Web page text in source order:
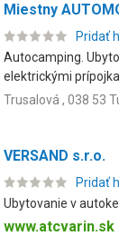
Miestny
Pridať
Autocamping.
elektrickými
Trusalová , 038 53
VERSAND s.r.o.
Pridať
Ubytovanie v
www.atcvarin.sk